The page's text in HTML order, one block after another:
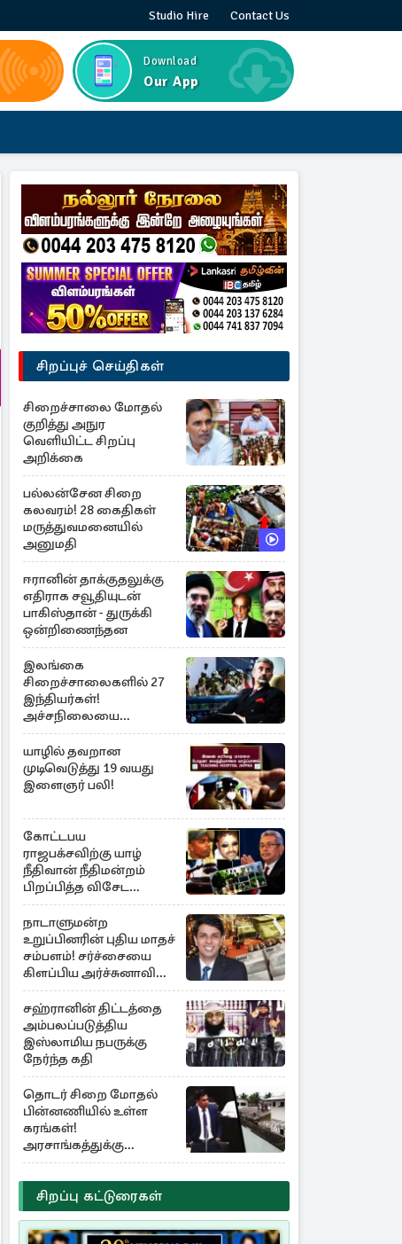
Studio Hire Contact Us
Download
Our App
சிறப்புச் செய்திகள்
சிறைச்சாலை மோதல்
குறித்து அநுர
வெளியிட்ட சிறப்பு
அறிக்கை
பல்லன்சேன சிறை
கலவரம்! 28 கைதிகள்
மருத்துவமனையில்
அனுமதி
ஈரானின் தாக்குதலுக்கு
எதிராக சவூதியுடன்
பாகிஸ்தான் - துருக்கி
ஒன்றிணைந்தன
இலங்கை
சிறைச்சாலைகளில் 27
இந்தியர்கள்!
அச்சநிலையை
மையப்படுத்தி
ஜெயசங்கர் அறிக்கை
யாழில் தவறான
முடிவெடுத்து 19 வயது
இளைஞர் பலி!
கோட்டபய
ராஜபக்சவிற்கு யாழ்
நீதிவான் நீதிமன்றம்
பிறப்பித்த விசேட
உத்தரவு!
நாடாளுமன்ற
உறுப்பினரின் புதிய மாதச்
சம்பளம்! சர்ச்சையை
கிளப்பிய அர்ச்சுனாவின்
அறிக்கை
சஹ்ரானின் திட்டத்தை
அம்பலப்படுத்திய
இஸ்லாமிய நபருக்கு
நேர்ந்த கதி
தொடர் சிறை மோதல்
பின்னணியில் உள்ள
கரங்கள்!
அரசாங்கத்துக்கு
கிடைத்த புலனாய்வு
தகவல்
சிறப்பு கட்டுரைகள்